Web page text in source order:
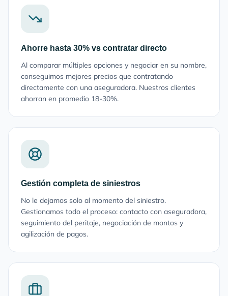
Ahorre hasta 30% vs contratar directo
Al comparar múltiples opciones y negociar en su nombre,
conseguimos mejores precios que contratando
directamente con una aseguradora. Nuestros clientes
ahorran en promedio 18-30%.
Gestión completa de siniestros
No le dejamos solo al momento del siniestro.
Gestionamos todo el proceso: contacto con aseguradora,
seguimiento del peritaje, negociación de montos y
agilización de pagos.